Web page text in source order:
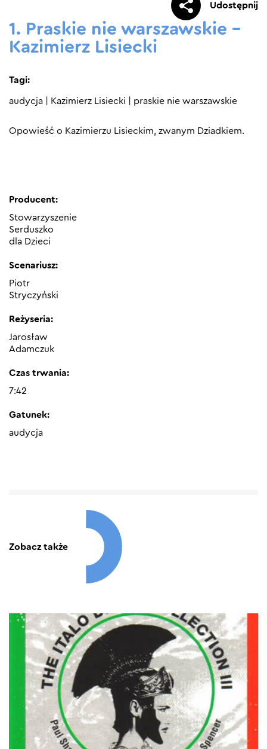
Udostępnij
1. Praskie nie warszawskie –
Kazimierz Lisiecki
Tagi:
audycja Kazimierz Lisiecki praskie nie warszawskie
Opowieść o Kazimierzu Lisieckim, zwanym Dziadkiem.
Producent:
Stowarzyszenie
Serduszko
dla Dzieci
Scenariusz:
Piotr
Stryczyński
Reżyseria:
Jarosław
Adamczuk
Czas trwania:
7:42
Gatunek:
audycja
Zobacz także